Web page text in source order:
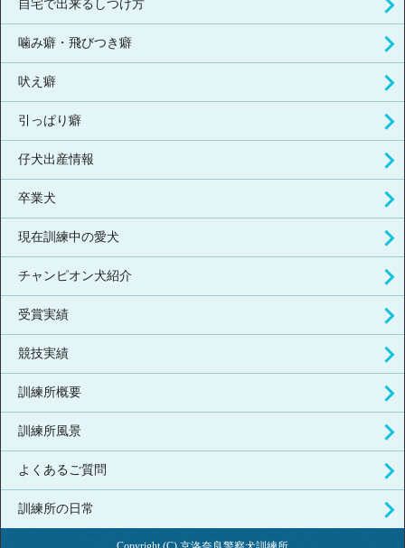
自宅で出来るしつけ方
噛み癖・飛びつき癖
吠え癖
引っぱり癖
仔犬出産情報
卒業犬
現在訓練中の愛犬
チャンピオン犬紹介
受賞実績
競技実績
訓練所概要
訓練所風景
よくあるご質問
訓練所の日常